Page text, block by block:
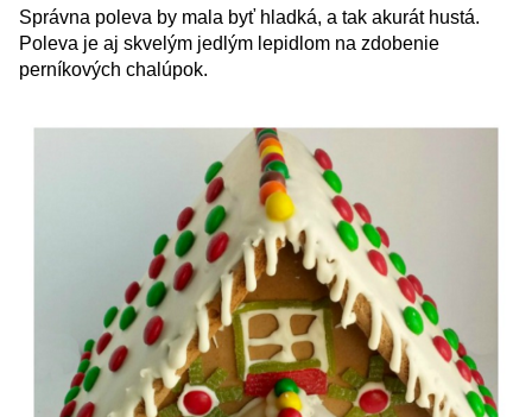
Správna poleva by mala byť hladká, a tak akurát hustá.
Poleva je aj skvelým jedlým lepidlom na zdobenie
perníkových chalúpok.